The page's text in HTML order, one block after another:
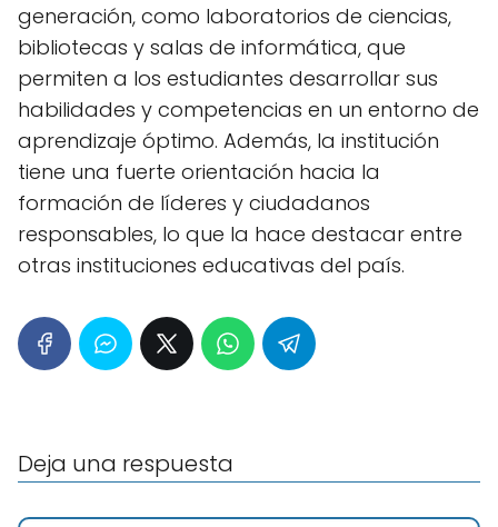
generación, como laboratorios de ciencias,
bibliotecas y salas de informática, que
permiten a los estudiantes desarrollar sus
habilidades y competencias en un entorno de
aprendizaje óptimo. Además, la institución
tiene una fuerte orientación hacia la
formación de líderes y ciudadanos
responsables, lo que la hace destacar entre
otras instituciones educativas del país.
Deja una respuesta